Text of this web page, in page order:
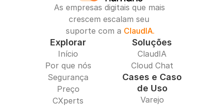
As empresas digitais que mais
crescem escalam seu
suporte com a ClaudIA.
Explorar
Início
Por que nós
Segurança
Preço
CXperts
Soluções
ClaudIA
Cloud Chat
Cases e Caso
de Uso
Varejo